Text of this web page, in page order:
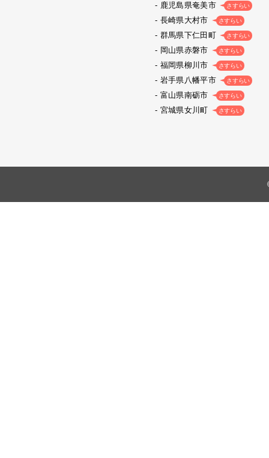
鹿児島県奄美市 さすらい
長崎県大村市 さすらい
群馬県下仁田町 さすらい
岡山県赤磐市 さすらい
福岡県柳川市 さすらい
岩手県八幡平市 さすらい
富山県南砺市 さすらい
宮城県女川町 さすらい